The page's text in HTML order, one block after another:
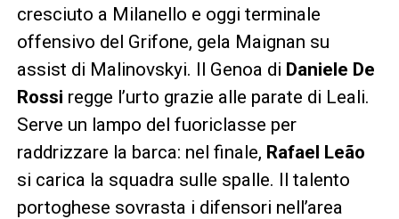
cresciuto a Milanello e oggi terminale
offensivo del Grifone, gela Maignan su
assist di Malinovskyi. Il Genoa di Daniele De
Rossi regge l’urto grazie alle parate di Leali.
Serve un lampo del fuoriclasse per
raddrizzare la barca: nel finale, Rafael Leão
si carica la squadra sulle spalle. Il talento
portoghese sovrasta i difensori nell’area